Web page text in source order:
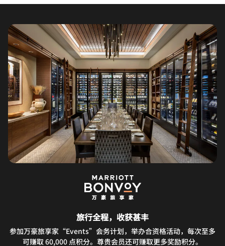
旅行全程，收获甚丰
参加万豪旅享家“Events”会务计划，举办合资格活动，每次至多
可赚取 60,000 点积分。尊贵会员还可赚取更多奖励积分。